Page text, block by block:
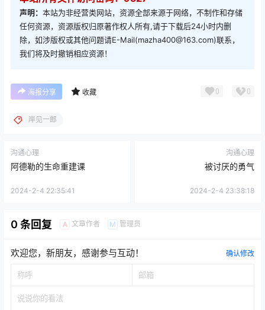
声明： 本站为非经营类网站，资源全部来源于网络，不制作和存储
任何资源，资源版权归原著作权人所有,请于下载后24小时内删
除，如涉版权或其他问题请E-Mail(mazha400@163.com)联系，
我们将及时撤销相应资源！
海报分享 收藏 0 0
岸见一郎
沟通心理
阿德勒的生命重建课
2024-2-4 22:35:41
沟通心理
被讨厌的勇气
2024-2-4 23:38:18
0 条回复 A 文章作者 M 管理员
欢迎您，新朋友，感谢参与互动！ 确认修改